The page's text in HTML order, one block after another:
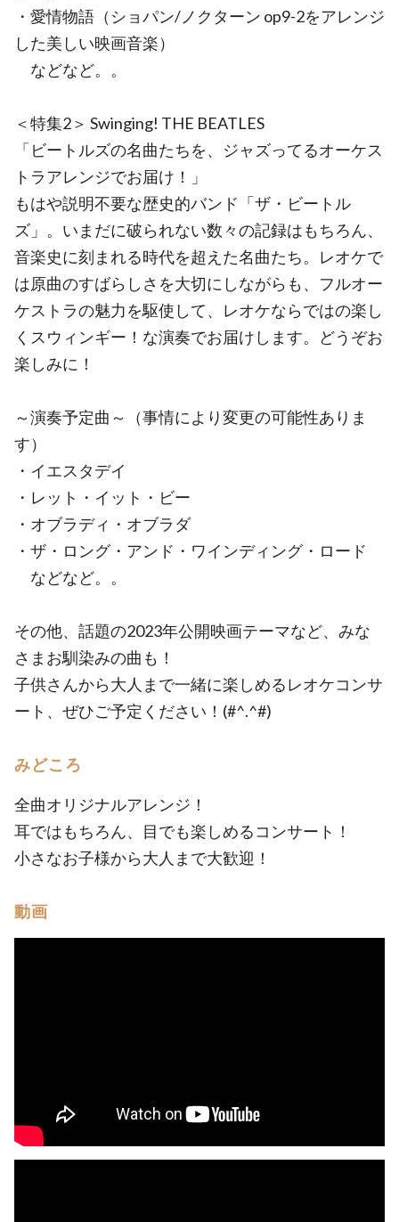
・愛情物語（ショパン/ノクターン op9-2をアレンジ
した美しい映画音楽）
などなど。。
＜特集2＞ Swinging! THE BEATLES
「ビートルズの名曲たちを、ジャズってるオーケス
トラアレンジでお届け！」
もはや説明不要な歴史的バンド「ザ・ビートル
ズ」。いまだに破られない数々の記録はもちろん、
音楽史に刻まれる時代を超えた名曲たち。レオケで
は原曲のすばらしさを大切にしながらも、フルオー
ケストラの魅力を駆使して、レオケならではの楽し
くスウィンギー！な演奏でお届けします。どうぞお
楽しみに！
～演奏予定曲～（事情により変更の可能性ありま
す）
・イエスタデイ
・レット・イット・ビー
・オブラディ・オブラダ
・ザ・ロング・アンド・ワインディング・ロード
などなど。。
その他、話題の2023年公開映画テーマなど、みな
さまお馴染みの曲も！
子供さんから大人まで一緒に楽しめるレオケコンサ
ート、ぜひご予定ください！(#^.^#)
みどころ
全曲オリジナルアレンジ！
耳ではもちろん、目でも楽しめるコンサート！
小さなお子様から大人まで大歓迎！
動画